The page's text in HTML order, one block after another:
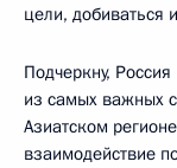
цели, добиваться
Подчеркну,
из самых важных
Азиатском
взаимодействие